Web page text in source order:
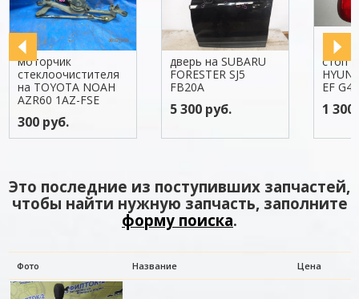
моторчик
стеклоочистителя
на TOYOTA NOAH
AZR60 1AZ-FSE
300 руб.
дверь на SUBARU
FORESTER SJ5
FB20A
5 300 руб.
стоп
EF
1 300
Это последние из поступивших запчастей,
чтобы найти нужную запчасть, заполните
форму поиска.
Фото Название Цена